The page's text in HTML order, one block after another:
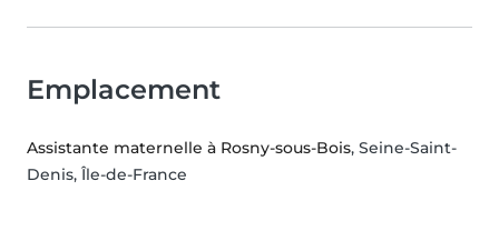
Emplacement
Assistante maternelle à Rosny-sous-Bois, Seine-Saint-
Denis, Île-de-France